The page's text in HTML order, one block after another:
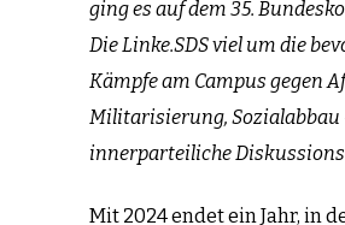
ging es auf dem 35.
Die Linke.SDS viel um die
Kämpfe am Campus gegen
Militarisierung, Sozialabbau
innerparteiliche
Mit 2024 endet ein Jahr, in